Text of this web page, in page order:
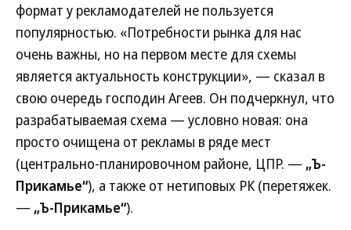
формат у рекламодателей не пользуется
популярностью. «Потребности рынка для нас
очень важны, но на первом месте для схемы
является актуальность конструкции», — сказал в
свою очередь господин Агеев. Он подчеркнул, что
разрабатываемая схема — условно новая: она
просто очищена от рекламы в ряде мест
(центрально-планировочном районе, ЦПР. — „Ъ-
Прикамье“), а также от нетиповых РК (перетяжек.
— „Ъ-Прикамье“).